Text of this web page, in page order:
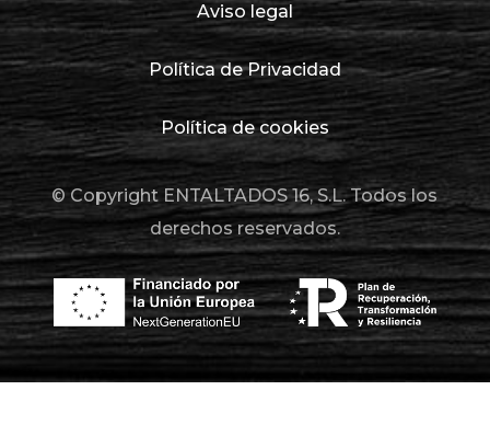
Aviso legal
Política de Privacidad
Política de cookies
© Copyright ENTALTADOS 16, S.L. Todos los
derechos reservados.